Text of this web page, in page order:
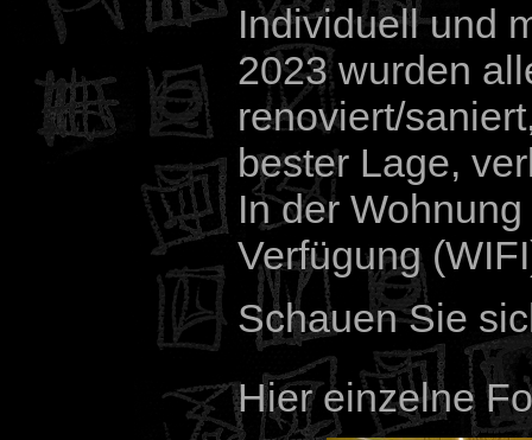
Individuell und
2023 wurden
renoviert/
bester Lage,
In der
Verfügung
Schauen Sie
Hier einzelne